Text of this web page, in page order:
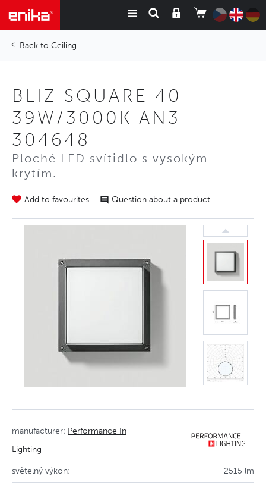
Ceiling
BLIZ SQUARE 40
39W/3000K AN3
304648
Ploché LED svítidlo s vysokým
krytím.
Add to favourites Question about a product
manufacturer: Performance In
Lighting
světelný výkon: 2515 lm